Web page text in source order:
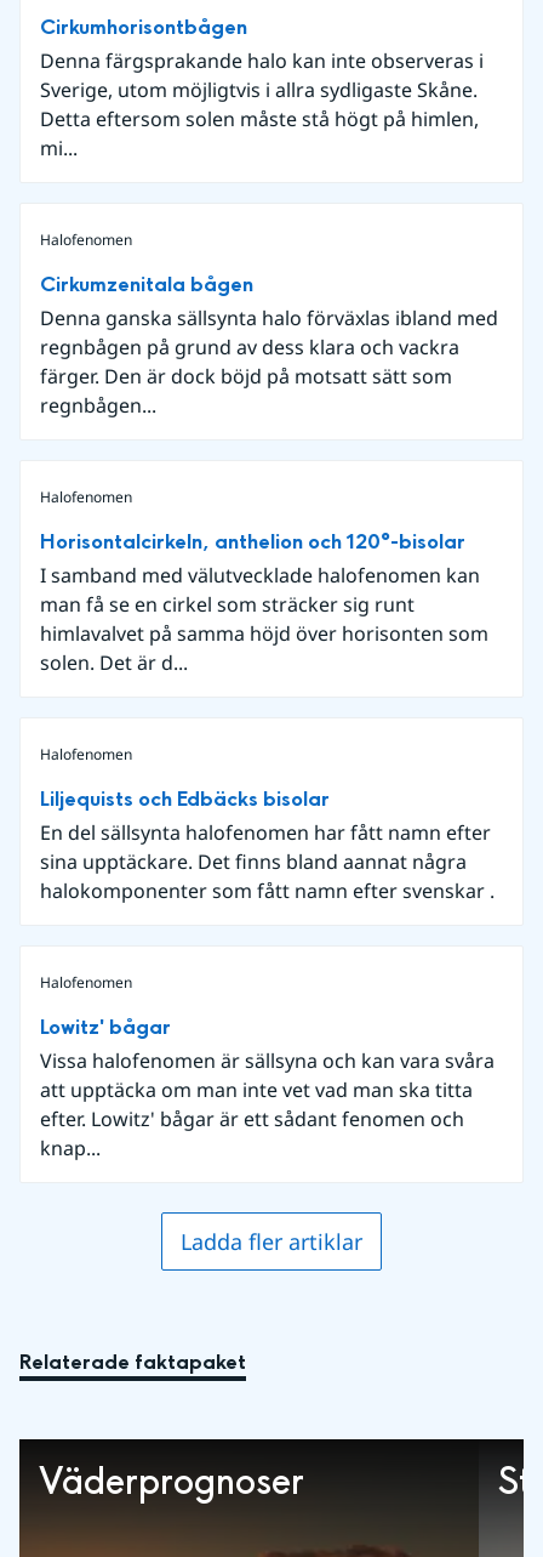
Cirkumhorisontbågen
Denna färgsprakande halo kan inte observeras i
Sverige, utom möjligtvis i allra sydligaste Skåne.
Detta eftersom solen måste stå högt på himlen,
mi...
Halofenomen
Cirkumzenitala bågen
Denna ganska sällsynta halo förväxlas ibland med
regnbågen på grund av dess klara och vackra
färger. Den är dock böjd på motsatt sätt som
regnbågen...
Halofenomen
Horisontalcirkeln, anthelion och 120°-bisolar
I samband med välutvecklade halofenomen kan
man få se en cirkel som sträcker sig runt
himlavalvet på samma höjd över horisonten som
solen. Det är d...
Halofenomen
Liljequists och Edbäcks bisolar
En del sällsynta halofenomen har fått namn efter
sina upptäckare. Det finns bland aannat några
halokomponenter som fått namn efter svenskar .
Halofenomen
Lowitz' bågar
Vissa halofenomen är sällsyna och kan vara svåra
att upptäcka om man inte vet vad man ska titta
efter. Lowitz' bågar är ett sådant fenomen och
knap...
Ladda fler artiklar
Relaterade faktapaket
Väderprognoser